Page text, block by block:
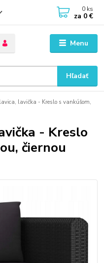
Menu
Hľadať
0 ks
za 0 €
lavička - Kreslo s vankúšom,
- Kreslo
čiernou